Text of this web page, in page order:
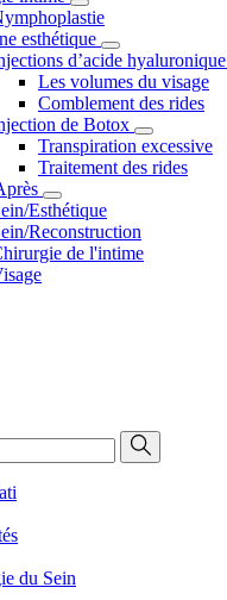
esthétique
d’acide hyaluronique
Les volumes du visage
Comblement des rides
de Botox
Transpiration excessive
Traitement des rides
Esthétique
Reconstruction
de l'intime
du Sein